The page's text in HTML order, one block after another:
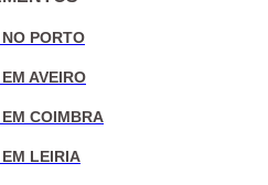
PORTO
AVEIRO
COIMBRA
LEIRIA